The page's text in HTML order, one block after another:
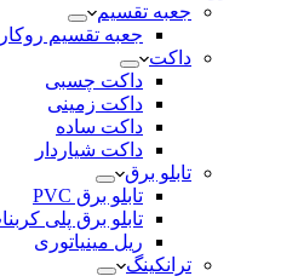
جعبه تقسیم
جعبه تقسیم روکار
داکت
داکت چسبی
داکت زمینی
داکت ساده
داکت شیاردار
تابلو برق
تابلو برق PVC
تابلو برق پلی
ریل مینیاتوری
ترانکینگ